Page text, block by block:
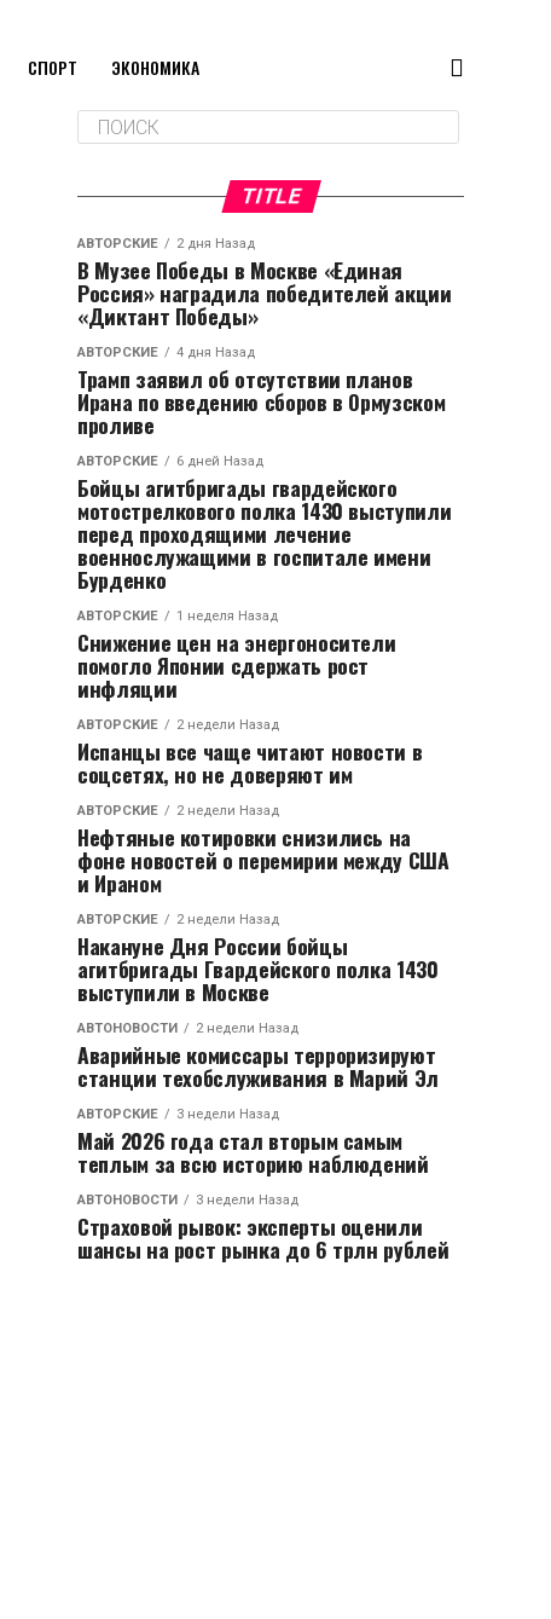
СПОРТ ЭКОНОМИКА
TITLE
АВТОРСКИЕ 2 дня Назад
В Музее Победы в Москве «Единая
Россия» наградила победителей акции
«Диктант Победы»
АВТОРСКИЕ 4 дня Назад
Трамп заявил об отсутствии планов
Ирана по введению сборов в Ормузском
проливе
АВТОРСКИЕ 6 дней Назад
Бойцы агитбригады гвардейского
мотострелкового полка 1430 выступили
перед проходящими лечение
военнослужащими в госпитале имени
Бурденко
АВТОРСКИЕ 1 неделя Назад
Снижение цен на энергоносители
помогло Японии сдержать рост
инфляции
АВТОРСКИЕ 2 недели Назад
Испанцы все чаще читают новости в
соцсетях, но не доверяют им
АВТОРСКИЕ 2 недели Назад
Нефтяные котировки снизились на
фоне новостей о перемирии между США
и Ираном
АВТОРСКИЕ 2 недели Назад
Накануне Дня России бойцы
агитбригады Гвардейского полка 1430
выступили в Москве
АВТОНОВОСТИ 2 недели Назад
Аварийные комиссары терроризируют
станции техобслуживания в Марий Эл
АВТОРСКИЕ 3 недели Назад
Май 2026 года стал вторым самым
теплым за всю историю наблюдений
АВТОНОВОСТИ 3 недели Назад
Страховой рывок: эксперты оценили
шансы на рост рынка до 6 трлн рублей